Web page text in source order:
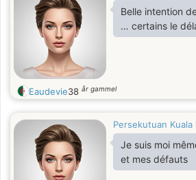
Belle intention
… certains le
Eaudevie38 år gammel
Persekutuan Kuala
Je suis moi
et mes défauts